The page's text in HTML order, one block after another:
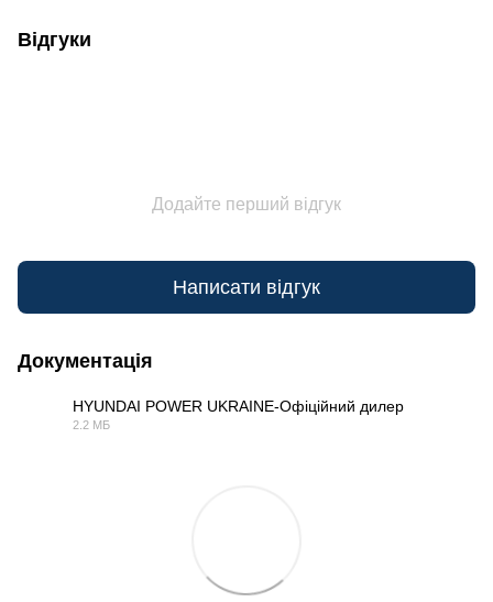
Відгуки
Додайте перший відгук
Написати відгук
Документація
HYUNDAI POWER UKRAINE-Офіційний дилер
2.2 МБ